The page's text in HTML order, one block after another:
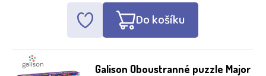
Do košíku
Galison Oboustranné puzzle Major